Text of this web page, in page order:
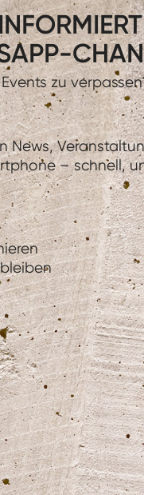
zu
News,
– schnell,